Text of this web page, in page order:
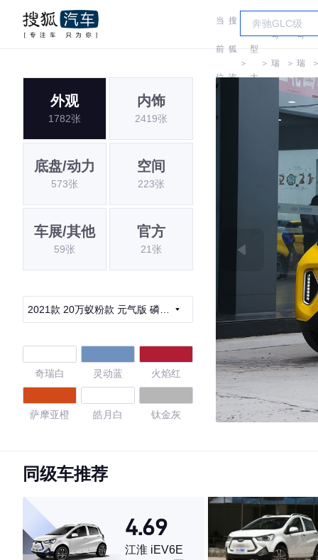
当
前
位
搜
狐
汽
＞
车
型
大
＞
奇
瑞
QQ
＞
奇
瑞
QQ
外观
1782张
内饰
2419张
底盘/动力
573张
空间
223张
车展/其他
59张
官方
21张
2021款 20万蚁粉款 元气版 磷酸
奇瑞白 灵动蓝 火焰红
萨摩亚橙 皓月白 钛金灰
白色/熔岩红
古德白 白色/轻盈青 黑色/古德白
同级车推荐
4.69
江淮 iEV6E